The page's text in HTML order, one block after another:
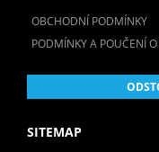
OBCHODNÍ PODMÍNKY
PODMÍNKY A POUČENÍ
SITEMAP